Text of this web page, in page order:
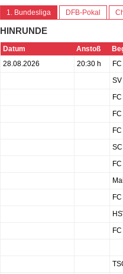
1. Bundesliga DFB-Pokal
HINRUNDE
Datum Anstoß
28.08.2026
20:30 h